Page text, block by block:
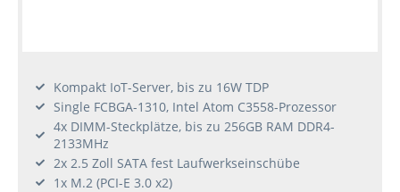
Kompakt IoT-Server, bis zu 16W TDP
Single FCBGA-1310, Intel Atom C3558-Prozessor
4x DIMM-Steckplätze, bis zu 256GB RAM DDR4-
2133MHz
2x 2.5 Zoll SATA fest Laufwerkseinschübe
1x M.2 (PCI-E 3.0 x2)